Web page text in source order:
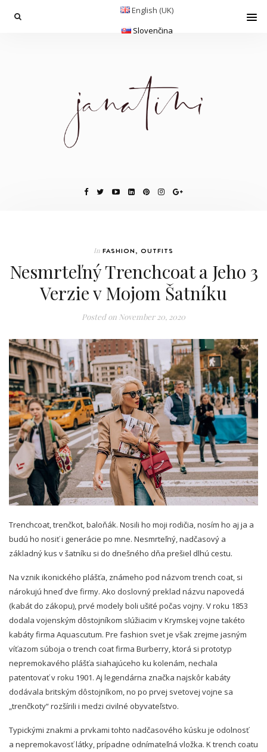
English (UK)
Slovenčina
In FASHION, OUTFITS
Nesmrteľný Trenchcoat a Jeho 3
Verzie v Mojom Šatníku
Posted on November 20, 2020
Trenchcoat, trenčkot, baloňák. Nosili ho moji rodičia, nosím ho aj ja a
budú ho nosiťi generácie po mne. Nesmrteľný, nadčasový a
základnýkus v šatníku si do dnešného dňa prešiel dlhú cestu.
Na vznik ikonického plášťa, známeho pod názvom trench coat, si
nárokujú hneď dve firmy. Ako doslovnýpreklad názvu napovedá
(kabát do zákopu), prvé modely boli ušité počas vojny. V roku 1853
dodala vojenským dôstojníkom slúžiacim v Krymskej vojne takéto
kabáty firma Aquascutum. Pre fashion svet je však zrejme jasným
víťazom súboja o trench coat firma Burberry, ktorá si prototyp
nepremokavého plášťa siahajúceho ku kolenám, nechala
patentovaťv roku 1901. Aj legendárna značka najskôr kabáty
dodávala britským dôstojníkom, no po prvej svetovej vojne sa
„trenčkoty“rozšírili i medzi civilné obyvateľstvo.
Typickými znakmi a prvkami tohto nadčasového kúsku je odolnosť
a nepremokavosťlátky, prípadne odnímateľná vložka. K trench coatu